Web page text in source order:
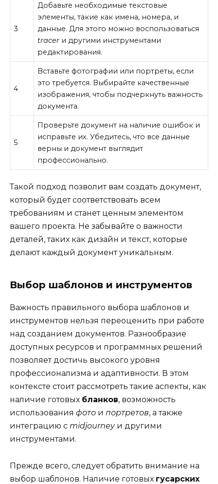
3
Добавьте необходимые текстовые
элементы, такие как имена, номера, и
данные. Для этого можно воспользоваться
tracer и другими инструментами
редактирования.
4
Вставьте фотографии или портреты, если
это требуется. Выбирайте качественные
изображения, чтобы подчеркнуть важность
документа.
5
Проверьте документ на наличие ошибок и
исправьте их. Убедитесь, что все данные
верны и документ выглядит
профессионально.
Такой подход позволит вам создать документ,
который будет соответствовать всем
требованиям и станет ценным элементом
вашего проекта. Не забывайте о важности
деталей, таких как дизайн и текст, которые
делают каждый документ уникальным.
Выбор шаблонов и инструментов
Важность правильного выбора шаблонов и
инструментов нельзя переоценить при работе
над созданием документов. Разнообразие
доступных ресурсов и программных решений
позволяет достичь высокого уровня
профессионализма и адаптивности. В этом
контексте стоит рассмотреть такие аспекты, как
наличие готовых бланков, возможность
использования фото и портретов, а также
интеграцию с midjourneyи другими
инструментами.
Прежде всего, следует обратить внимание на
выбор шаблонов. Наличие готовых гусарских